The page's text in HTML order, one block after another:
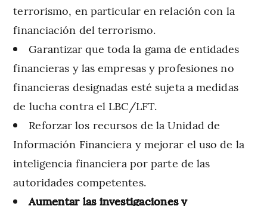
terrorismo, en particular en relación con la
financiación del terrorismo.
Garantizar que toda la gama de entidades
financieras y las empresas y profesiones no
financieras designadas esté sujeta a medidas
de lucha contra el LBC/LFT.
Reforzar los recursos de la Unidad de
Información Financiera y mejorar el uso de la
inteligencia financiera por parte de las
autoridades competentes.
Aumentar las investigaciones y